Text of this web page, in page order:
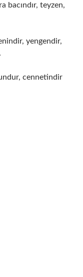
bacındır, teyzen,
yengendir,
cennetindir